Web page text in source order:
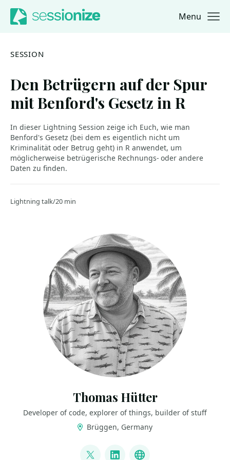
Jump to navigation
Jump to content Menu
SESSION
Den Betrügern auf der Spur
mit Benford's Gesetz in R
In dieser Lightning Session zeige ich Euch, wie man
Benford's Gesetz (bei dem es eigentlich nicht um
Kriminalität oder Betrug geht) in R anwendet, um
möglicherweise betrügerische Rechnungs- oder andere
Daten zu finden.
Lightning talk/20 min
Thomas Hütter
Developer of code, explorer of things, builder of stuff
Brüggen, Germany